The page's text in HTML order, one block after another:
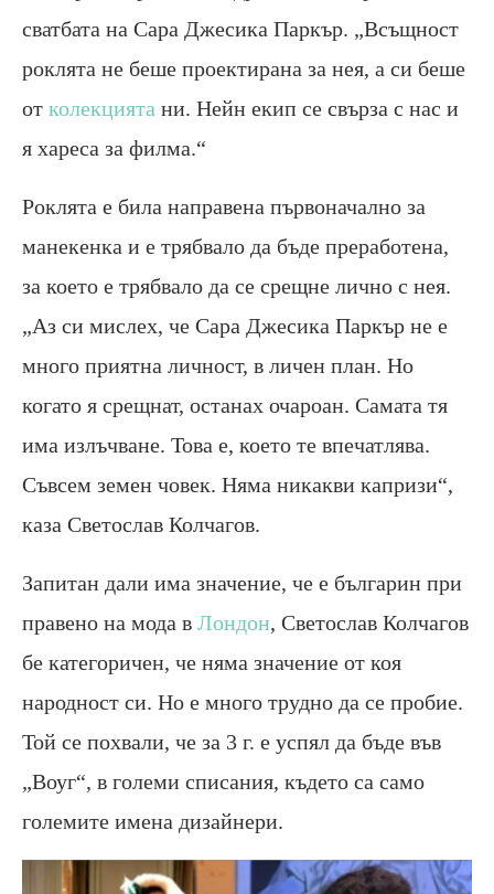
сватбата на Сара Джесика Паркър. „Всъщност
роклята не беше проектирана за нея, а си беше
от колекцията ни. Нейн екип се свърза с нас и
я хареса за филма.“
Роклята е била направена първоначално за
манекенка и е трябвало да бъде преработена,
за което е трябвало да се срещне лично с нея.
„Аз си мислех, че Сара Джесика Паркър не е
много приятна личност, в личен план. Но
когато я срещнат, останах очароан. Самата тя
има излъчване. Това е, което те впечатлява.
Съвсем земен човек. Няма никакви капризи“,
каза Светослав Колчагов.
Запитан дали има значение, че е българин при
правено на мода в Лондон, Светослав Колчагов
бе категоричен, че няма значение от коя
народност си. Но е много трудно да се пробие.
Той се похвали, че за 3 г. е успял да бъде във
„Воуг“, в големи списания, където са само
големите имена дизайнери.